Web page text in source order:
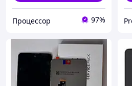
Процессор 97%